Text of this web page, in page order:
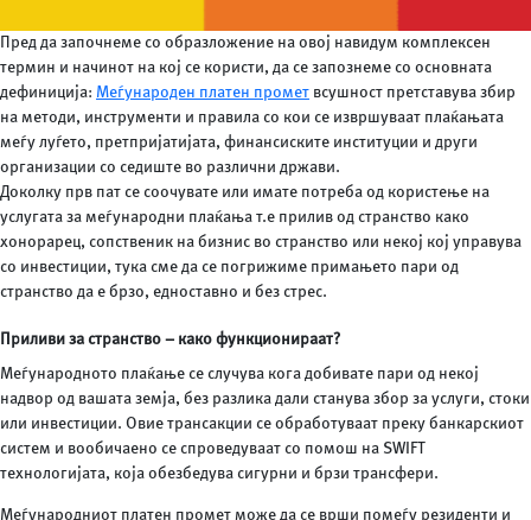
Пред да започнеме со образложение на овој навидум комплексен
термин и начинот на кој се користи, да се запознеме со основната
дефиниција: Меѓународен платен промет всушност претставува збир
на методи, инструменти и правила со кои се извршуваат плаќањата
меѓу луѓето, претпријатијата, финансиските институции и други
организации со седиште во различни држави.
Доколку прв пат се соочувате или имате потреба од користење на
услугата за меѓународни плаќања т.е прилив од странство како
хонорарец, сопственик на бизнис во странство или некој кој управува
со инвестиции, тука сме да се погрижиме примањето пари од
странство да е брзо, едноставно и без стрес.
Приливи за странство – како функционираат?
Меѓународното плаќање се случува кога добивате пари од некој
надвор од вашата земја, без разлика дали станува збор за услуги, стоки
или инвестиции. Овие трансакции се обработуваат преку банкарскиот
систем и вообичаено се спроведуваат со помош на SWIFT
технологијата, која обезбедува сигурни и брзи трансфери.
Меѓународниот платен промет може да се врши помеѓу резиденти и